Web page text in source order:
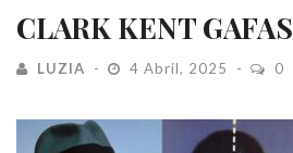
CLARK KENT GAFAS
LUZIA 4 Abril, 2025 0